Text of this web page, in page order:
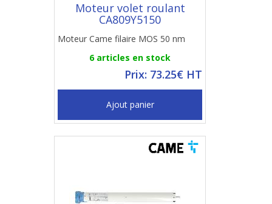
Moteur volet roulant
CA809Y5150
Moteur Came filaire MOS 50 nm
6 articles en stock
Prix: 73.25€ HT
Ajout panier